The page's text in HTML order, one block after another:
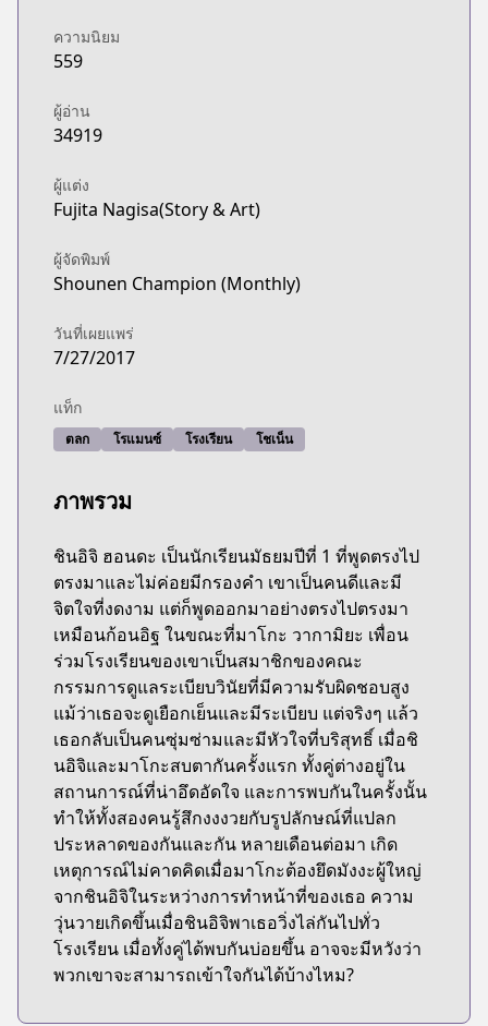
ความนิยม
559
ผู้อ่าน
34919
ผู้แต่ง
Fujita Nagisa(Story & Art)
ผู้จัดพิมพ์
Shounen Champion (Monthly)
วันที่เผยแพร่
7/27/2017
แท็ก
ตลก โรแมนซ์ โรงเรียน โชเน็น
ภาพรวม
ชินอิจิ ฮอนดะ เป็นนักเรียนมัธยมปีที่ 1 ที่พูดตรงไป
ตรงมาและไม่ค่อยมีกรองคำ เขาเป็นคนดีและมี
จิตใจที่งดงาม แต่ก็พูดออกมาอย่างตรงไปตรงมา
เหมือนก้อนอิฐ ในขณะที่มาโกะ วากามิยะ เพื่อน
ร่วมโรงเรียนของเขาเป็นสมาชิกของคณะ
กรรมการดูแลระเบียบวินัยที่มีความรับผิดชอบสูง
แม้ว่าเธอจะดูเยือกเย็นและมีระเบียบ แต่จริงๆ แล้ว
เธอกลับเป็นคนซุ่มซ่ามและมีหัวใจที่บริสุทธิ์ เมื่อชิ
นอิจิและมาโกะสบตากันครั้งแรก ทั้งคู่ต่างอยู่ใน
สถานการณ์ที่น่าอึดอัดใจ และการพบกันในครั้งนั้น
ทำให้ทั้งสองคนรู้สึกงงงวยกับรูปลักษณ์ที่แปลก
ประหลาดของกันและกัน หลายเดือนต่อมา เกิด
เหตุการณ์ไม่คาดคิดเมื่อมาโกะต้องยึดมังงะผู้ใหญ่
จากชินอิจิในระหว่างการทำหน้าที่ของเธอ ความ
วุ่นวายเกิดขึ้นเมื่อชินอิจิพาเธอวิ่งไล่กันไปทั่ว
โรงเรียน เมื่อทั้งคู่ได้พบกันบ่อยขึ้น อาจจะมีหวังว่า
พวกเขาจะสามารถเข้าใจกันได้บ้างไหม?